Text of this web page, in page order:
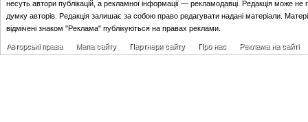
несуть автори публікацій, а рекламної інформації — рекламодавці. Редакція може не
думку авторів. Редакція залишає за собою право редагувати надані матеріали.
відмічені знаком "Реклама" публікуються на правах реклами.
Авторські права Мапа сайту Партнери сайту Про нас Реклама на сайті